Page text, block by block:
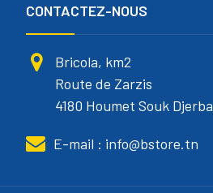
CONTACTEZ-NOUS
Bricola, km2
Route de Zarzis
4180 Houmet Souk Djerba
E-mail : info@bstore.tn